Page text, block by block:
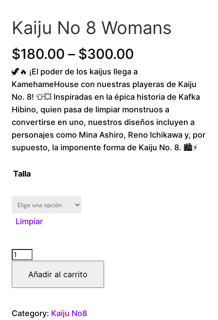
Kaiju No 8 Womans
$180.00 – $300.00
range:
$180.00
through
$300.00
🦖🔥 ¡El poder de los kaijus llega a
KamehameHouse con nuestras playeras de Kaiju
No. 8! 👕💥 Inspiradas en la épica historia de Kafka
Hibino, quien pasa de limpiar monstruos a
convertirse en uno, nuestros diseños incluyen a
personajes como Mina Ashiro, Reno Ichikawa y, por
supuesto, la imponente forma de Kaiju No. 8. 🏙️⚡
Talla
Limpiar
Kaiju
Añadir al carrito
Category: Kaiju No8